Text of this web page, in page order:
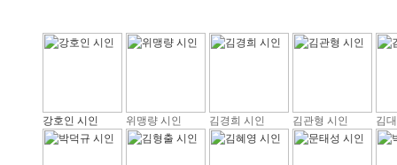
강호인 시인 위맹량 시인 김경희 시인 김관형 시인 김